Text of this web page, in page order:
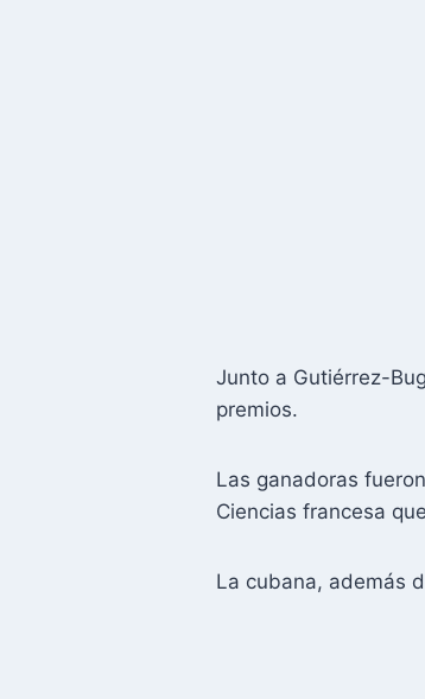
Junto a Gutiérrez-
premios.
Las ganadoras
Ciencias francesa
La cubana, además